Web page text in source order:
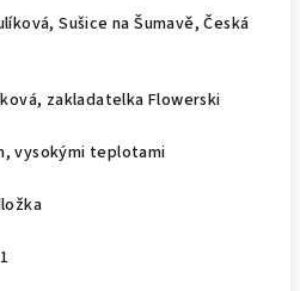
Sušice na Šumavě, Česká
zakladatelka Flowerski
vysokými teplotami